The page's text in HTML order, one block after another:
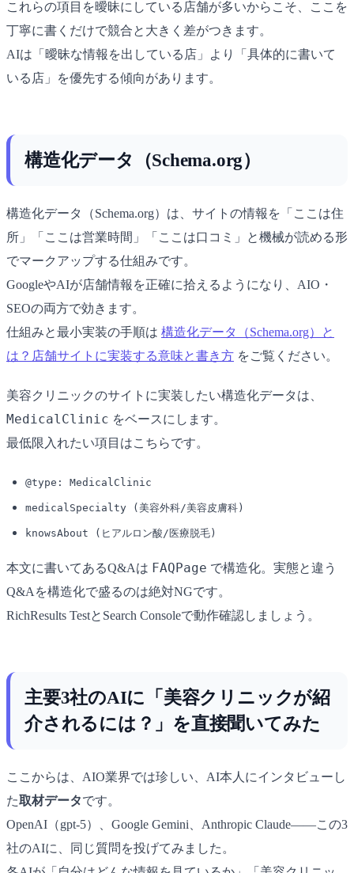
これらの項目を曖昧にしている店舗が多いからこそ、ここを
丁寧に書くだけで競合と大きく差がつきます。
AIは「曖昧な情報を出している店」より「具体的に書いて
いる店」を優先する傾向があります。
構造化データ（Schema.org）
構造化データ（Schema.org）は、サイトの情報を「ここは住
所」「ここは営業時間」「ここは口コミ」と機械が読める形
でマークアップする仕組みです。
GoogleやAIが店舗情報を正確に拾えるようになり、AIO・
SEOの両方で効きます。
仕組みと最小実装の手順は 構造化データ（Schema.org）と
は？店舗サイトに実装する意味と書き方 をご覧ください。
美容クリニックのサイトに実装したい構造化データは、
MedicalClinic をベースにします。
最低限入れたい項目はこちらです。
@type: MedicalClinic
medicalSpecialty (美容外科/美容皮膚科)
knowsAbout (ヒアルロン酸/医療脱毛)
本文に書いてあるQ&Aは FAQPage で構造化。実態と違う
Q&Aを構造化で盛るのは絶対NGです。
RichResults TestとSearch Consoleで動作確認しましょう。
主要3社のAIに「美容クリニックが紹
介されるには？」を直接聞いてみた
ここからは、AIO業界では珍しい、AI本人にインタビューし
た取材データです。
OpenAI（gpt-5）、Google Gemini、Anthropic Claude――この3
社のAIに、同じ質問を投げてみました。